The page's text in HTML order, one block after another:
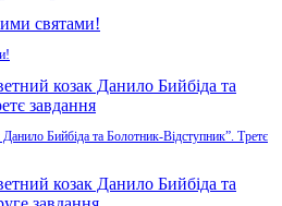
Бийбіда та Болотник-Відступник”. Третє